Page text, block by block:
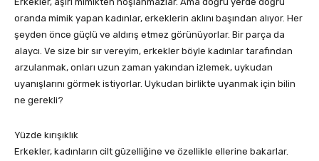
oranda mimik yapan kadınlar, erkeklerin aklını başından alıyor. Her
şeyden önce güçlü ve aldırış etmez görünüyorlar. Bir parça da
alaycı. Ve size bir sır vereyim, erkekler böyle kadınlar tarafından
arzulanmak, onları uzun zaman yakından izlemek, uykudan
uyanışlarını görmek istiyorlar. Uykudan birlikte uyanmak için bilin
ne gerekli?
Yüzde kırışıklık
Erkekler, kadınların cilt güzelliğine ve özellikle ellerine bakarlar.